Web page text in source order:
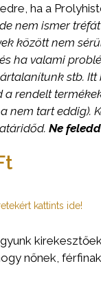
ha a
nem ismer
között nem
ha valami
stb. Itt
a rendelt
nem tart eddig).
Ne
kattints ide!
nőnek,